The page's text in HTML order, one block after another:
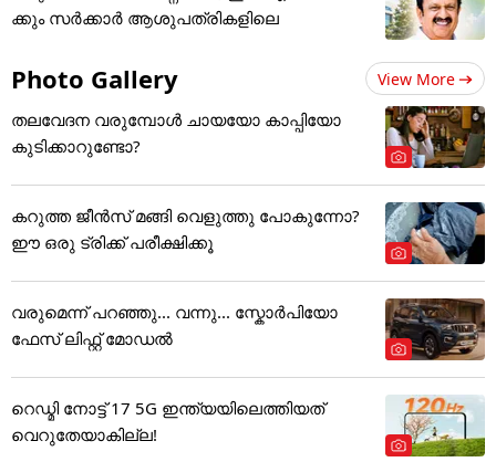
ക്കും സർക്കാർ ആശുപത്രികളിലെ
Photo Gallery View More
തലവേദന വരുമ്പോൾ ചായയോ കാപ്പിയോ
കുടിക്കാറുണ്ടോ?
കറുത്ത ജീൻസ് മങ്ങി വെളുത്തു പോകുന്നോ?
ഈ ഒരു ട്രിക്ക് പരീക്ഷിക്കൂ
വരുമെന്ന് പറഞ്ഞു... വന്നു... സ്കോർപിയോ
ഫേസ് ലിഫ്റ്റ് മോഡൽ
റെഡ്മി നോട്ട് 17 5G ഇന്ത്യയിലെത്തിയത്
വെറുതേയാകില്ല!